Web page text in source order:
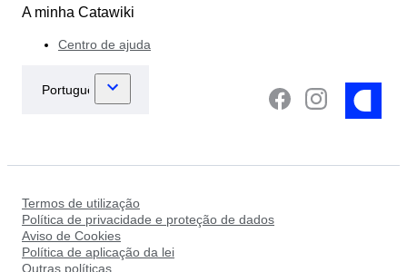
A minha Catawiki
Centro de ajuda
Termos de utilização
Política de privacidade e proteção de dados
Aviso de Cookies
Política de aplicação da lei
Outras políticas